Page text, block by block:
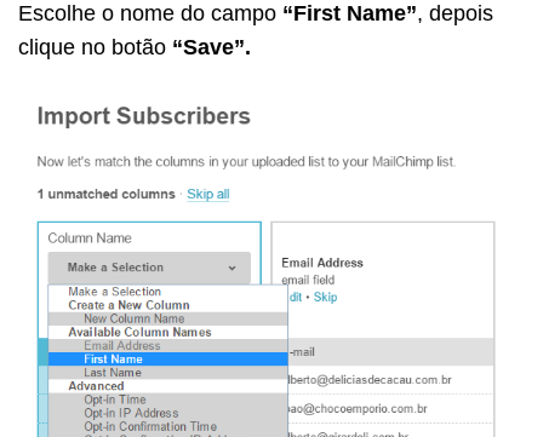
Escolhe o nome do campo “First Name”, depois
clique no botão “Save”.